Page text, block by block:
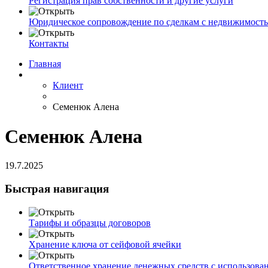
Юридическое сопровождение по сделкам с
Контакты
Главная
Клиент
Семенюк Алена
Семенюк Алена
19.7.2025
Быстрая навигация
Тарифы и образцы договоров
Хранение ключа от сейфовой ячейки
Ответственное хранение денежных средств с